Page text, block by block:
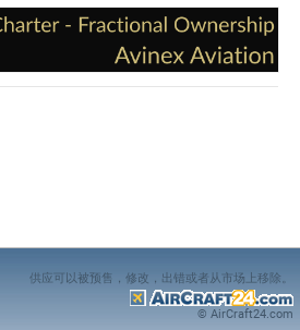
供应可以被预售，修改，出错或者从市场上移除。
© AirCraft24.com